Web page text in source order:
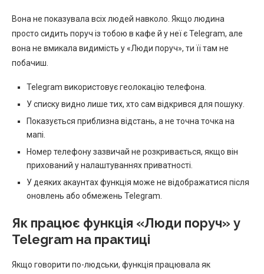
Вона не показувала всіх людей навколо. Якщо людина
просто сидить поруч із тобою в кафе й у неї є Telegram, але
вона не вмикала видимість у «Люди поруч», ти її там не
побачиш.
Telegram використовує геолокацію телефона.
У списку видно лише тих, хто сам відкрився для пошуку.
Показується приблизна відстань, а не точна точка на
мапі.
Номер телефону зазвичай не розкривається, якщо він
прихований у налаштуваннях приватності.
У деяких акаунтах функція може не відображатися після
оновлень або обмежень Telegram.
Як працює функція «Люди поруч» у
Telegram на практиці
Якщо говорити по-людськи, функція працювала як